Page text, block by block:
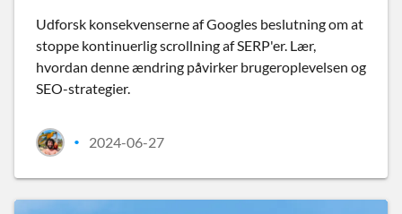
Udforsk konsekvenserne af Googles beslutning om at
stoppe kontinuerlig scrollning af SERP'er. Lær,
hvordan denne ændring påvirker brugeroplevelsen og
SEO-strategier.
• 2024-06-27